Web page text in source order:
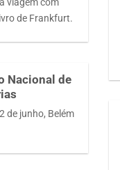
viagem com
de Frankfurt.
Nacional de
de junho, Belém